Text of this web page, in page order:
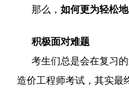
那么， 如何更为轻松
积极面对难题
考生们总是会在复习的
造价工程师考试，其实最